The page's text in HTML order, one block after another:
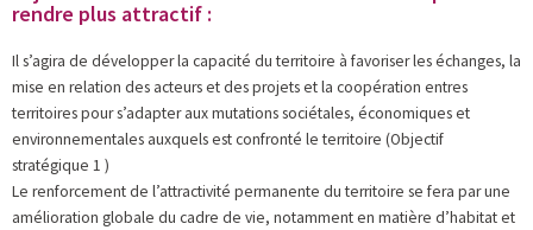
rendre plus attractif :
Il s’agira de développer la capacité du territoire à favoriser les échanges, la
mise en relation des acteurs et des projets et la coopération entres
territoires pour s’adapter aux mutations sociétales, économiques et
environnementales auxquels est confronté le territoire (Objectif
stratégique 1 )
Le renforcement de l’attractivité permanente du territoire se fera par une
amélioration globale du cadre de vie, notamment en matière d’habitat et